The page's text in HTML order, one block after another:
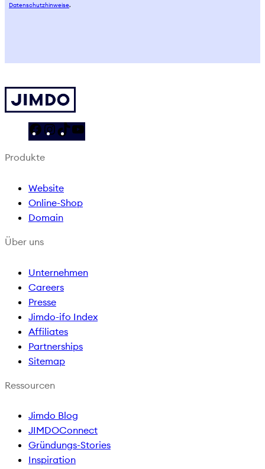
Datenschutzhinweise.
F
a
c
b
o
o
I
n
a
g
r
T
i
k
o
Produkte
Website
Online-Shop
Domain
Über uns
Unternehmen
Careers
Presse
Jimdo-ifo Index
Affiliates
Partnerships
Sitemap
Ressourcen
Jimdo Blog
JIMDOConnect
Gründungs-Stories
Inspiration